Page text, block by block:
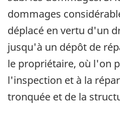
dommages
déplacé en vertu d'un
jusqu'à un dépôt de
le propriétaire, où l'on
l'inspection et à la
tronquée et de la